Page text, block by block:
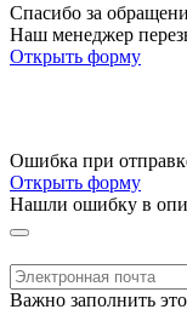
Спасибо за
Наш менеджер
Открыть форму
Ошибка при
Открыть форму
Нашли ошибку в
Важно заполнить